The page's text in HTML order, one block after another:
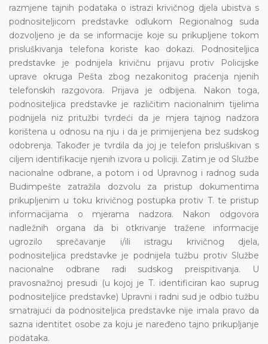
razmjene tajnih podataka o istrazi krivičnog djela ubistva s
podnositeljicom predstavke odlukom Regionalnog suda
dozvoljeno je da se informacije koje su prikupljene tokom
prisluškivanja telefona koriste kao dokazi. Podnositeljica
predstavke je podnijela krivičnu prijavu protiv Policijske
uprave okruga Pešta zbog nezakonitog praćenja njenih
telefonskih razgovora. Prijava je odbijena. Nakon toga,
podnositeljica predstavke je različitim nacionalnim tijelima
podnijela niz pritužbi tvrdeći da je mjera tajnog nadzora
korištena u odnosu na nju i da je primijenjena bez sudskog
odobrenja. Također je tvrdila da joj je telefon prisluškivan s
ciljem identifikacije njenih izvora u policiji. Zatim je od Službe
nacionalne odbrane, a potom i od Upravnog i radnog suda
Budimpešte zatražila dozvolu za pristup dokumentima
prikupljenim u toku krivičnog postupka protiv T. te pristup
informacijama o mjerama nadzora. Nakon odgovora
nadležnih organa da bi otkrivanje tražene informacije
ugrozilo sprečavanje i/ili istragu krivičnog djela,
podnositeljica predstavke je podnijela tužbu protiv Službe
nacionalne odbrane radi sudskog preispitivanja. U
pravosnažnoj presudi (u kojoj je T. identificiran kao suprug
podnositeljice predstavke) Upravni i radni sud je odbio tužbu
smatrajući da podnositeljica predstavke nije imala pravo da
sazna identitet osobe za koju je naređeno tajno prikupljanje
podataka.